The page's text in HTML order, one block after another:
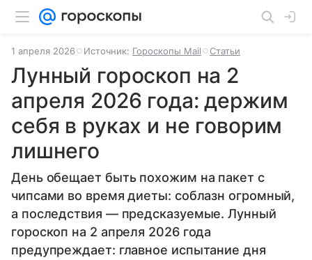
1 апреля 2026 Источник: Гороскопы Mail Статьи
Лунный гороскоп на 2
апреля 2026 года: держим
себя в руках и не говорим
лишнего
День обещает быть похожим на пакет с
чипсами во время диеты: соблазн огромный,
а последствия — предсказуемые. Лунный
гороскоп на 2 апреля 2026 года
предупреждает: главное испытание дня